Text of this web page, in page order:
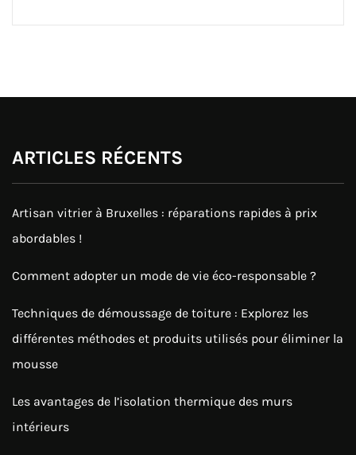
ARTICLES RÉCENTS
Artisan vitrier à Bruxelles : réparations rapides à prix
abordables !
Comment adopter un mode de vie éco-responsable ?
Techniques de démoussage de toiture : Explorez les
différentes méthodes et produits utilisés pour éliminer la
mousse
Les avantages de l’isolation thermique des murs
intérieurs